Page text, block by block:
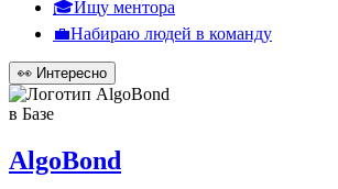
🎓Ищу ментора
💼Набираю людей в команду
👀 Интересно
в Базе
AlgoBond